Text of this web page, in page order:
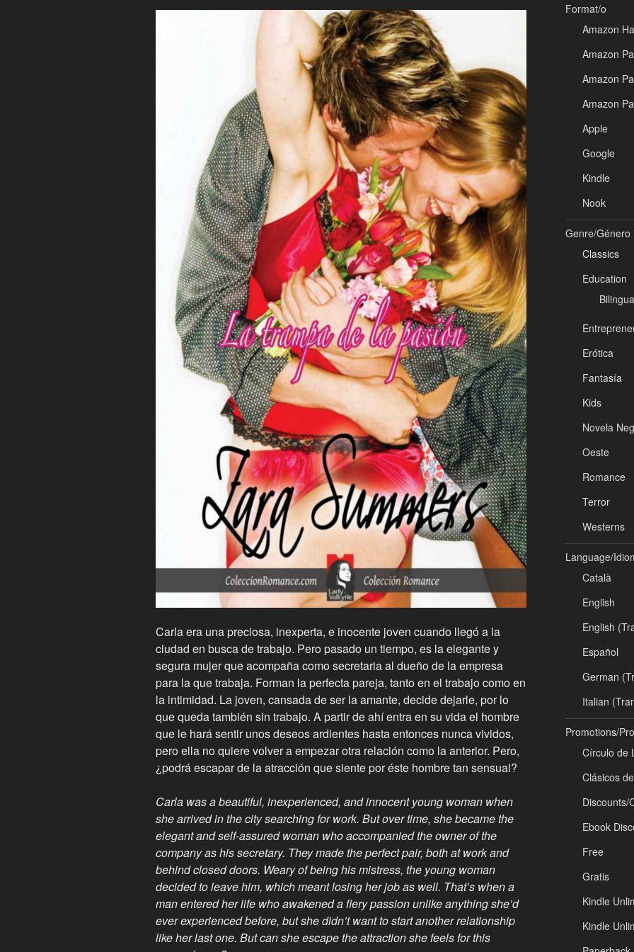
Carla era una preciosa, inexperta, e inocente joven cuando llegó a la
ciudad en busca de trabajo. Pero pasado un tiempo, es la elegante y
segura mujer que acompaña como secretaria al dueño de la empresa
para la que trabaja. Forman la perfecta pareja, tanto en el trabajo como en
la intimidad. La joven, cansada de ser la amante, decide dejarle, por lo
que queda también sin trabajo. A partir de ahí entra en su vida el hombre
que le hará sentir unos deseos ardientes hasta entonces nunca vividos,
pero ella no quiere volver a empezar otra relación como la anterior. Pero,
¿podrá escapar de la atracción que siente por éste hombre tan sensual?
Carla was a beautiful, inexperienced, and innocent young woman when
she arrived in the city searching for work. But over time, she became the
elegant and self-assured woman who accompanied the owner of the
company as his secretary. They made the perfect pair, both at work and
behind closed doors. Weary of being his mistress, the young woman
decided to leave him, which meant losing her job as well. That’s when a
man entered her life who awakened a fiery passion unlike anything she’d
ever experienced before, but she didn’t want to start another relationship
like her last one. But can she escape the attraction she feels for this
Format/o
Amazon
Amazon
Amazon
Amazon
Apple
Google
Kindle
Nook
Genre/Género
Classics
Education
Erótica
Fantasía
Kids
Novela
Oeste
Romance
Terror
Westerns
Language/
Català
English
English
Español
German
Italian
Promotions/
Círculo de
Clásicos
Discounts/
Ebook
Free
Gratis
Kindle
Kindle